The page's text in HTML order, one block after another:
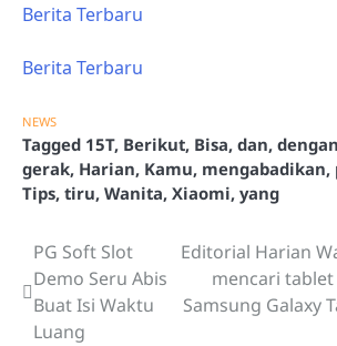
Berita Terbaru
Berita Terbaru
NEWS
Tagged 15T, Berikut, Bisa, dan, dengan
gerak, Harian, Kamu, mengabadikan,
Tips, tiru, Wanita, Xiaomi, yang
Post
navigation
PG Soft Slot
Demo Seru Abis
Buat Isi Waktu
Luang
Editorial Harian
mencari
Samsung Galaxy